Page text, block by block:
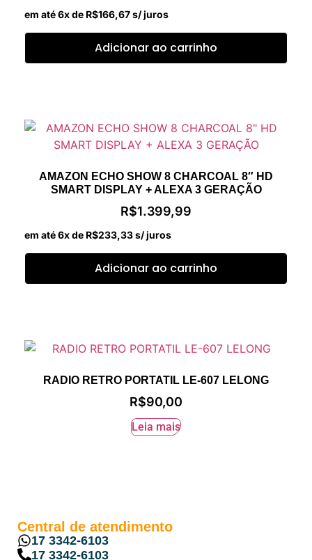
em até 6x de R$166,67s/ juros
Adicionar ao carrinho
AMAZON ECHO SHOW 8 CHARCOAL 8″ HD
SMART DISPLAY + ALEXA 3 GERAÇÃO
R$1.399,99
em até 6x de R$233,33s/ juros
Adicionar ao carrinho
RADIO RETRO PORTATIL LE-607 LELONG
R$90,00
Leia mais
Central de atendimento
17 3342-6103
17 3342-6103